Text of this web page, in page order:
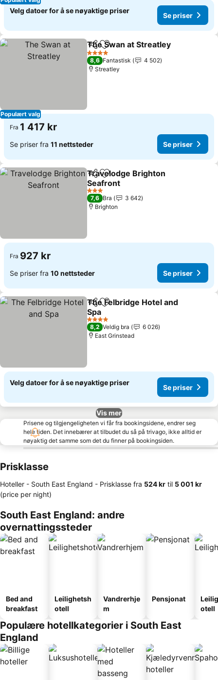
Velg datoer for å se nøyaktige priser
Se priser
Populært valg
Del Legg til i favoritter
The Swan at Streatley
4 Stjerner
8,6 Fantastisk
4 502
Streatley
Fra 1 417 kr
Se priser fra 11 nettsteder Se priser
Del Legg til i favoritter
Travelodge Brighton
Seafront
Se priser
3 Stjerner
7,6 Bra
3 642
Brighton
Fra 927 kr
Se priser fra 10 nettsteder Se priser
Del Legg til i favoritter
The Felbridge Hotel and
Spa
Se priser
4 Stjerner
8,2 Veldig bra
6 026
East Grinstead
Velg datoer for å se nøyaktige priser
Se priser
Vis mer
Prisene og tilgjengeligheten vi får fra bookingsidene, endrer seg
hele tiden. Det innebærer at tilbudet du så på trivago, ikke alltid er
nøyaktig det samme som det du finner på bookingsiden.
Prisklasse
Hoteller - South East England - Prisklasse fra ‎524 kr til ‎5 001 kr
(price per night)
South East England: andre
overnattingssteder
Bed and
breakfast
Leilighetsh
otell
Vandrerhje
m
Pensjonat
otell
Populære hotellkategorier i South East
England